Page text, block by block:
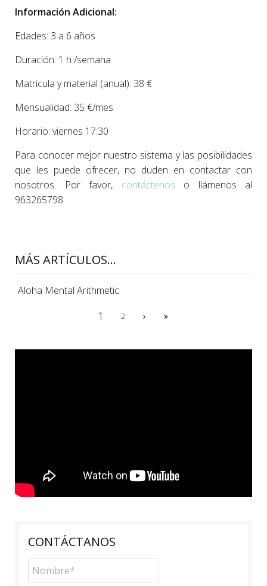
Información Adicional:
Edades: 3 a 6 años
Duración: 1 h /semana
Matricula y material (anual): 38 €
Mensualidad: 35 €/mes
Horario: viernes 17:30
Para conocer mejor nuestro sistema y las posibilidades
que les puede ofrecer, no duden en contactar con
nosotros. Por favor, contáctenos o llámenos al
963265798.
MÁS ARTÍCULOS...
Aloha Mental Arithmetic
1 2
CONTÁCTANOS